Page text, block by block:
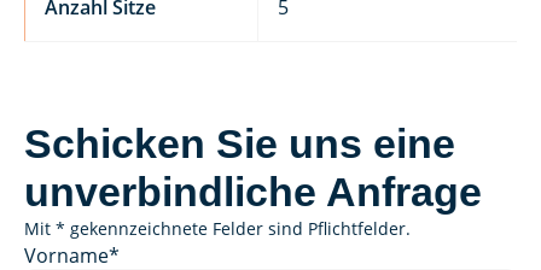
Anzahl Sitze 5
Schicken Sie uns eine
unverbindliche Anfrage
Mit * gekennzeichnete Felder sind Pflichtfelder.
Vorname*